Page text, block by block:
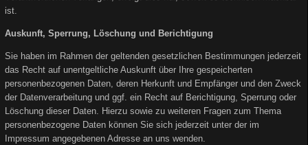
ist.
Auskunft, Sperrung, Löschung und Berichtigung
Sie haben im Rahmen der geltenden gesetzlichen Bestimmungen jederzeit
das Recht auf unentgeltliche Auskunft über Ihre gespeicherten
personenbezogenen Daten, deren Herkunft und Empfänger und den Zweck
der Datenverarbeitung und ggf. ein Recht auf Berichtigung, Sperrung oder
Löschung dieser Daten. Hierzu sowie zu weiteren Fragen zum Thema
personenbezogene Daten können Sie sich jederzeit unter der im
Impressum angegebenen Adresse an uns wenden.